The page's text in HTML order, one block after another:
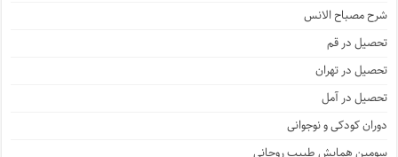
شرح مصباح الانس
تحصیل در قم
تحصیل در تهران
تحصیل در آمل
دوران کودکی و نوجوانی